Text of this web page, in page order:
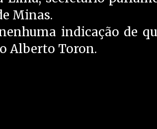
Minas.
indicação de
Alberto Toron.